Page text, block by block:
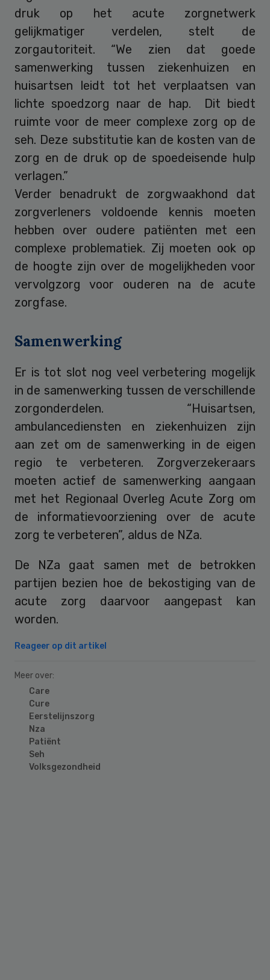
druk op het acute zorgnetwerk
gelijkmatiger verdelen, stelt de
zorgautoriteit. “We zien dat goede
samenwerking tussen ziekenhuizen en
huisartsen leidt tot het verplaatsen van
lichte spoedzorg naar de hap. Dit biedt
ruimte voor de meer complexe zorg op de
seh. Deze substitutie kan de kosten van de
zorg en de druk op de spoedeisende hulp
verlagen.”
Verder benadrukt de zorgwaakhond dat
zorgverleners voldoende kennis moeten
hebben over oudere patiënten met een
complexe problematiek. Zij moeten ook op
de hoogte zijn over de mogelijkheden voor
vervolgzorg voor ouderen na de acute
zorgfase.
Samenwerking
Er is tot slot nog veel verbetering mogelijk
in de samenwerking tussen de verschillende
zorgonderdelen. “Huisartsen,
ambulancediensten en ziekenhuizen zijn
aan zet om de samenwerking in de eigen
regio te verbeteren. Zorgverzekeraars
moeten actief de samenwerking aangaan
met het Regionaal Overleg Acute Zorg om
de informatievoorziening over de acute
zorg te verbeteren”, aldus de NZa.
De NZa gaat samen met de betrokken
partijen bezien hoe de bekostiging van de
acute zorg daarvoor aangepast kan
worden.
Reageer op dit artikel
Meer over:
Care
Cure
Eerstelijnszorg
Nza
Patiënt
Seh
Volksgezondheid